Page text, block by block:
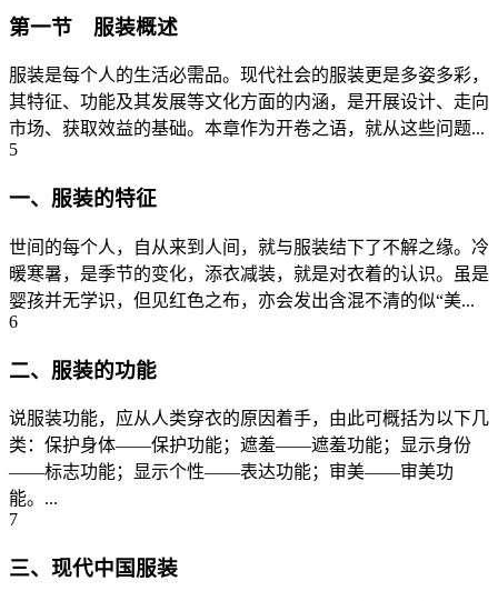
第一节 服装概述
服装是每个人的生活必需品。现代社会的服装更是多姿多彩，
其特征、功能及其发展等文化方面的内涵，是开展设计、走向
市场、获取效益的基础。本章作为开卷之语，就从这些问题...
5
一、服装的特征
世间的每个人，自从来到人间，就与服装结下了不解之缘。冷
暖寒暑，是季节的变化，添衣减装，就是对衣着的认识。虽是
婴孩并无学识，但见红色之布，亦会发出含混不清的似“美...
6
二、服装的功能
说服装功能，应从人类穿衣的原因着手，由此可概括为以下几
类：保护身体——保护功能；遮羞——遮羞功能；显示身份
——标志功能；显示个性——表达功能；审美——审美功
能。...
7
三、现代中国服装